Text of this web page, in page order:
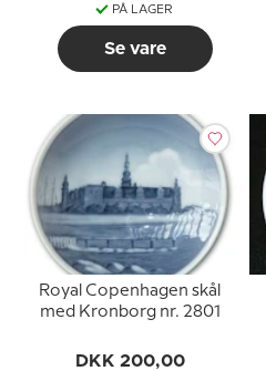
PÅ LAGER
Se vare
Royal Copenhagen skål
med Kronborg nr. 2801
DKK 200,00